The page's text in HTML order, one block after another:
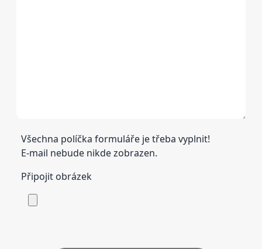
Všechna políčka formuláře je třeba vyplnit!
E-mail nebude nikde zobrazen.
Připojit obrázek